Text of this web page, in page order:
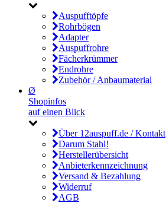
Auspufftöpfe
Rohrbögen
Adapter
Auspuffrohre
Fächerkrümmer
Endrohre
Zubehör / Anbaumaterial
Ø
Shopinfos
auf einen Blick
Über 12auspuff.de / Kontakt
Darum Stahl!
Herstellerübersicht
Anbieterkennzeichnung
Versand & Bezahlung
Widerruf
AGB